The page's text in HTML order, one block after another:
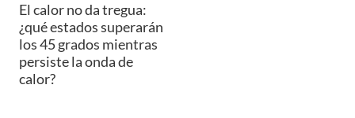
El calor no da tregua:
¿qué estados superarán
los 45 grados mientras
persiste la onda de
calor?